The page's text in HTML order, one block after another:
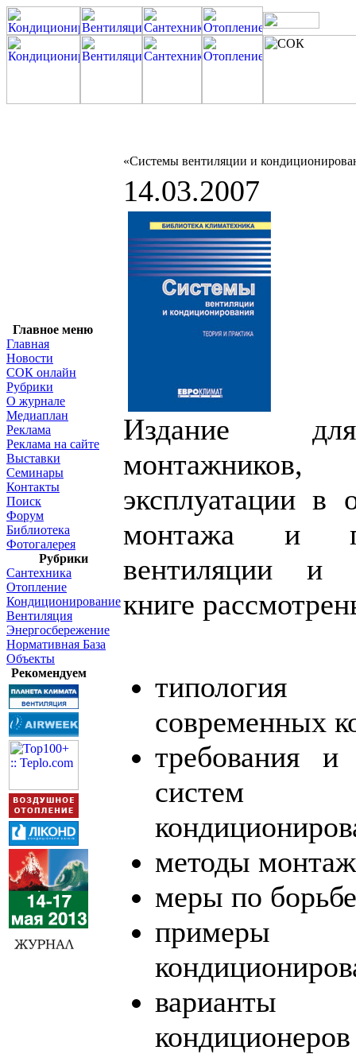
Главное меню
Главная
Новости
СОК онлайн
Рубрики
О журнале
Медиаплан
Реклама
Реклама на сайте
Выставки
Семинары
Контакты
Поиск
Форум
Библиотека
Фотогалерея
Рубрики
Сантехника
Отопление
Кондиционирование
Вентиляция
Энергосбережение
Нормативная База
Объекты
Рекомендуем
«Системы вентиляции и
14.03.2007
Издание для
монтажников,
эксплуатации в
монтажа и
вентиляции и
книге
типология
современных
требования и
систем
методы
меры по
примеры